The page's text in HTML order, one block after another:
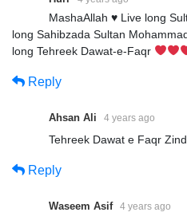
MashaAllah ♥️ Live long
long Sahibzada Sultan
long Tehreek Dawat-e-Faqr
Reply
Ahsan Ali 4 years ago
Tehreek Dawat e Faqr
Reply
Waseem Asif 4 years ago